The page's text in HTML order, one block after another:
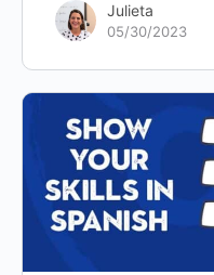
Julieta
05/30/2023